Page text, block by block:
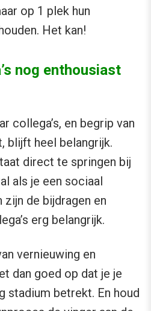
op 1 plek hun
Het kan!
nog enthousiast
collega’s, en begrip van
blijft heel belangrijk.
direct te springen bij
als je een sociaal
zijn de bijdragen en
erg belangrijk.
vernieuwing en
dan goed op dat je je
stadium betrekt. En houd